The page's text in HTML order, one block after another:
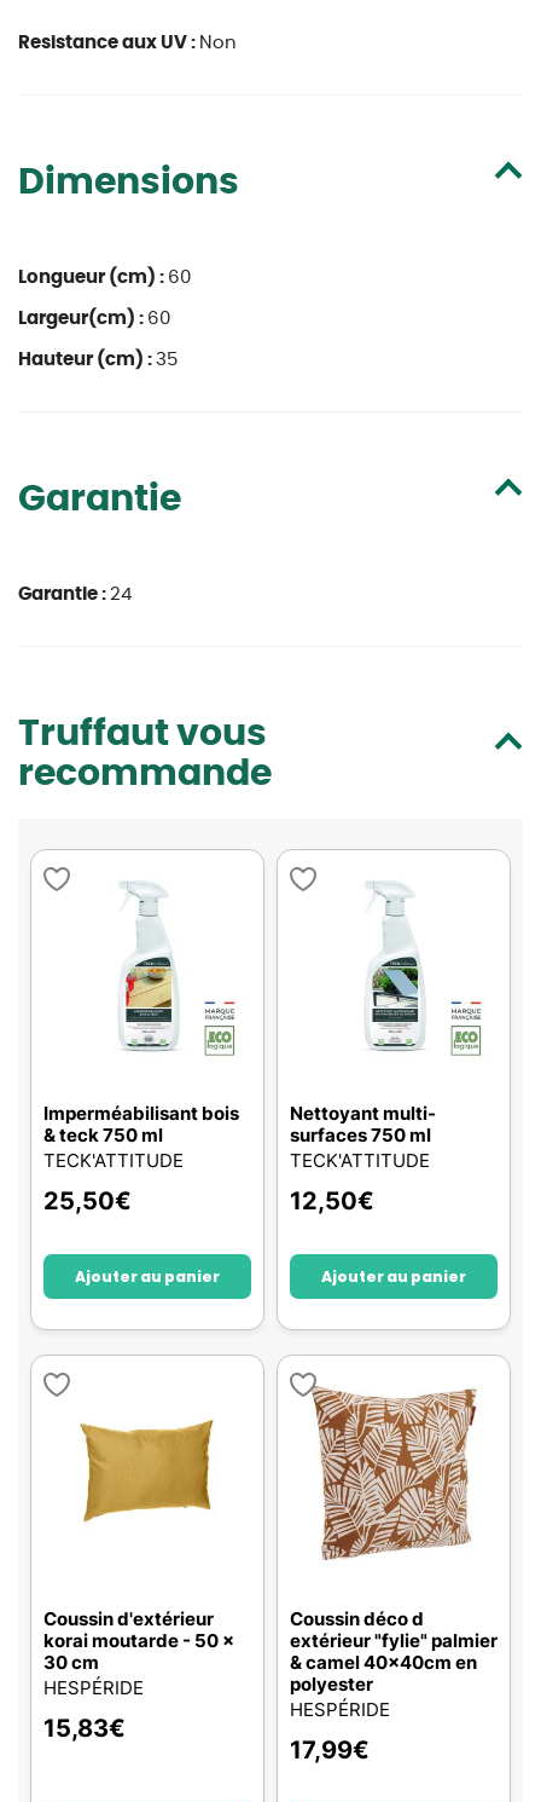
Resistance aux UV : Non
Dimensions
Longueur (cm) : 60
Largeur(cm) : 60
Hauteur (cm) : 35
Garantie
Garantie : 24
Truffaut vous
recommande
Imperméabilisant bois
& teck 750 ml
TECK'ATTITUDE
25,50€
Ajouter au panier
Nettoyant multi-
surfaces 750 ml
TECK'ATTITUDE
12,50€
Ajouter au panier
Coussin d'extérieur
korai moutarde - 50 x
30 cm
HESPÉRIDE
15,83€
Coussin déco d
extérieur "fylie" palmier
& camel 40x40cm en
polyester
HESPÉRIDE
17,99€